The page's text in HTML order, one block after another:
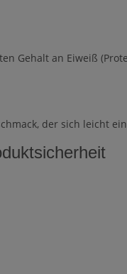
Gehalt an Eiweiß
der sich leicht